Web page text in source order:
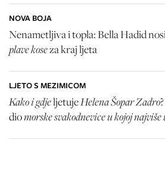
NOVA BOJA
Nenametljiva i topla: Bella Hadid
plave koseza kraj ljeta
LJETO S MEZIMICOM
Kako i gdjeljetujeHelena Šopar Zadro
diomorske svakodnevice u kojoj